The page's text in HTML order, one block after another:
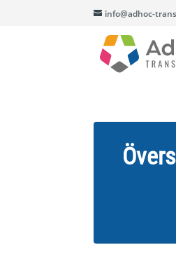
info@adhoc-